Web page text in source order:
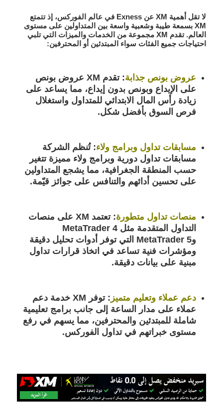
لا تقل أهمية XM عن Exness في عالم الفوركس، إذ تتمتع
XM بسمعة طيبة وشعبية واسعة بين المتداولين على مستوى
العالم. تقدم XM مجموعة من الخدمات والميزات التي تلبي
احتياجات جميع الفئات سواء المبتدئين أو المحترفين:
عروض بونص جذابة:
تقدم XM عروض بونص
على الإيداع وبونص بدون إيداع، مما يساعد على
زيادة رأس المال الابتدائي للمتداول واستغلال
فرص السوق بأفضل شكل.
مسابقات تداول وبرامج ولاء: تُنظم الشركة
مسابقات تداول دورية وبرامج ولاء مميزة تتغير
حسب المنطقة الجغرافية، مما يشجع المتداولين
على تحسين أدائهم والتنافس على جوائز قيّمة.
منصات تداول متطورة:
تعتمد XM على منصات
التداول المتقدمة مثل MetaTrader 4
وMetaTrader 5 التي توفر أدوات تحليل دقيقة
ومؤشرات فنية تساعد في اتخاذ قرارات تداول
مبنية على بيانات دقيقة.
دعم عملاء وتعليم متميز :
توفر XM خدمة دعم
عملاء على مدار الساعة إلى جانب برامج تعليمية
شاملة للمبتدئين والمحترفين، مما يسهم في رفع
مستوى خبراتهم في تداول الفوركس.